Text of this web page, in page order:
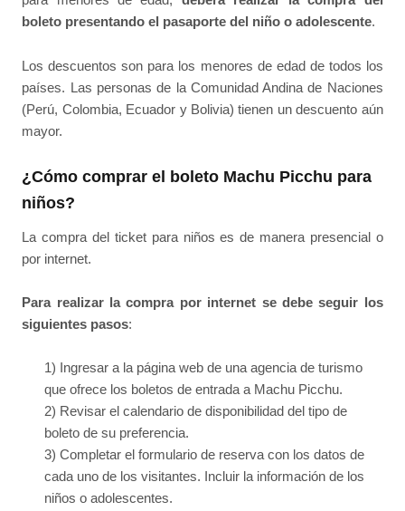
boleto presentando el pasaporte del niño o adolescente.
Los descuentos son para los menores de edad de todos los
países. Las personas de la Comunidad Andina de Naciones
(Perú, Colombia, Ecuador y Bolivia) tienen un descuento aún
mayor.
¿Cómo comprar el boleto Machu Picchu para
niños?
La compra del ticket para niños es de manera presencial o
por internet.
Para realizar la compra por internet se debe seguir los
siguientes pasos:
1) Ingresar a la página web de una agencia de turismo
que ofrece los boletos de entrada a Machu Picchu.
2) Revisar el calendario de disponibilidad del tipo de
boleto de su preferencia.
3) Completar el formulario de reserva con los datos de
cada uno de los visitantes. Incluir la información de los
niños o adolescentes.